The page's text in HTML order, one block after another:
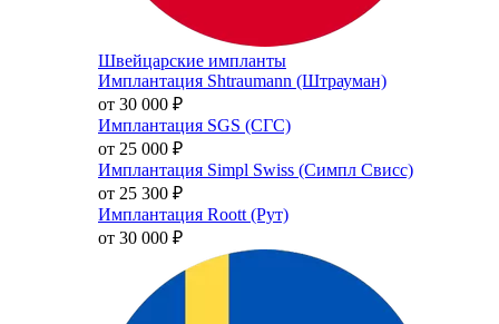
Швейцарские импланты
Имплантация Shtraumann (Штрауман)
от 30 000 ₽
Имплантация SGS (СГС)
от 25 000 ₽
Имплантация Simpl Swiss (Симпл Свисс)
от 25 300 ₽
Имплантация Roott (Рут)
от 30 000 ₽